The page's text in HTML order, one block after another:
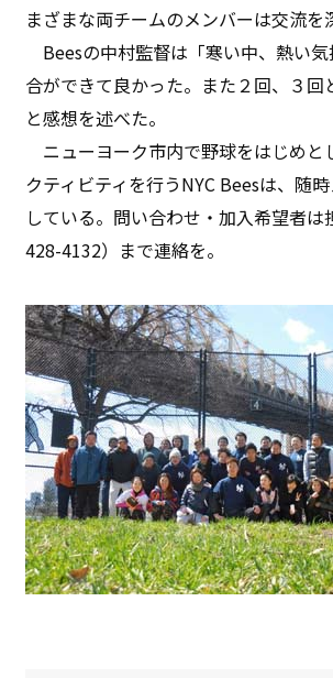
まざまな両チームのメンバーは交流を
Beesの中村監督は「寒い中、熱い
合ができて良かった。また２回、３回
と感想を述べた。
ニューヨーク市内で野球をはじめと
クティビティを行うNYC Beesは、随
している。問い合わせ・加入希望者は
428-4132）まで連絡を。